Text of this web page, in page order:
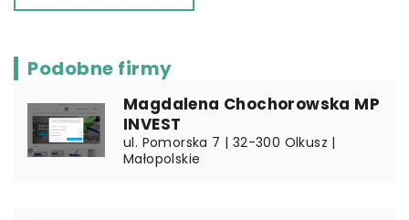
Podobne firmy
Magdalena Chochorowska MP
INVEST
ul. Pomorska 7 | 32-300 Olkusz |
Małopolskie